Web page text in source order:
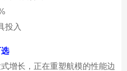
投入
增长，正在重塑航模的性能边